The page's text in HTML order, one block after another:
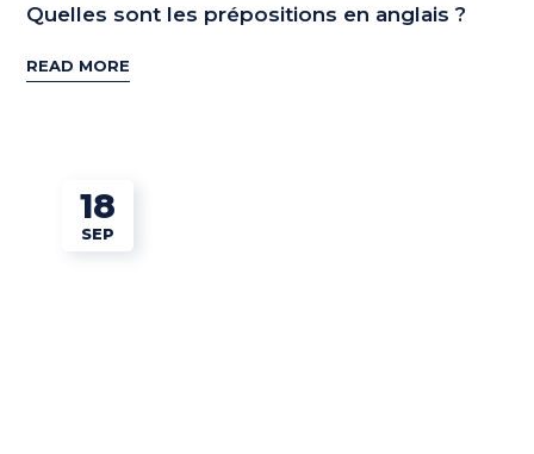
Quelles sont les prépositions en anglais ?
READ MORE
18
SEP